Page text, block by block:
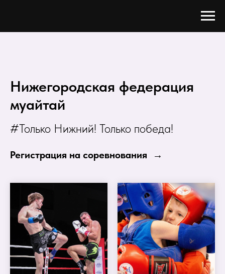
Нижегородская федерация
муайтай
#Только Нижний! Только победа!
Регистрация на соревнования